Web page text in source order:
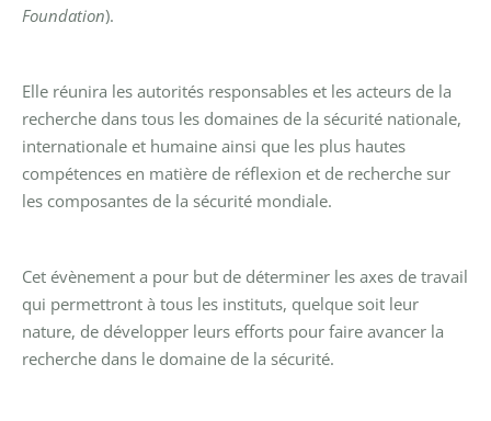
Foundation).
Elle réunira les autorités responsables et les acteurs de la
recherche dans tous les domaines de la sécurité nationale,
internationale et humaine ainsi que les plus hautes
compétences en matière de réflexion et de recherche sur
les composantes de la sécurité mondiale.
Cet évènement a pour but de déterminer les axes de travail
qui permettront à tous les instituts, quelque soit leur
nature, de développer leurs efforts pour faire avancer la
recherche dans le domaine de la sécurité.